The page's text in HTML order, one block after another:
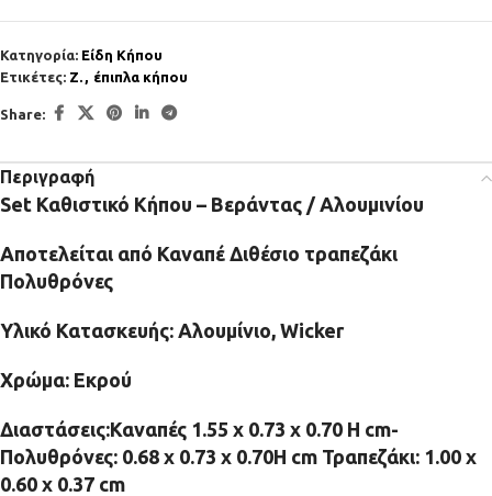
Κατηγορία: Είδη Κήπου
Ετικέτες: Z. , έπιπλα κήπου
Share:
Περιγραφή
Set Καθιστικό Κήπου – Βεράντας / Αλουμινίου
Αποτελείται από Καναπέ Διθέσιο τραπεζάκι
Πολυθρόνες
Υλικό Κατασκευής: Αλουμίνιο, Wicker
Χρώμα: Εκρού
Διαστάσεις:Καναπές 1.55 x 0.73 x 0.70 Η cm-
Πολυθρόνες: 0.68 x 0.73 x 0.70H cm Τραπεζάκι: 1.00 x
0.60 x 0.37 cm